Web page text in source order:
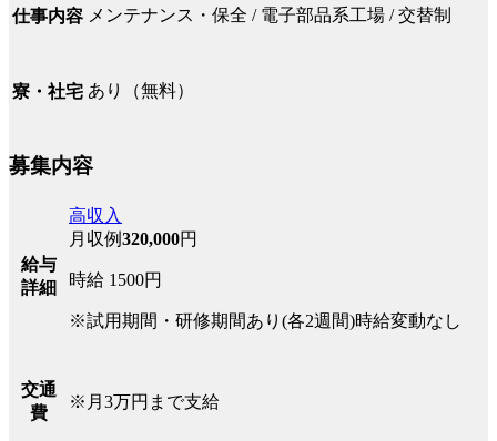
仕事内容 メンテナンス・保全 / 電子部品系工場 / 交替制
寮・社宅 あり（無料）
募集内容
給与
詳細
高収入
月収例320,000円
時給 1500円
※試用期間・研修期間あり(各2週間)時給変動なし
交通
費
※月3万円まで支給